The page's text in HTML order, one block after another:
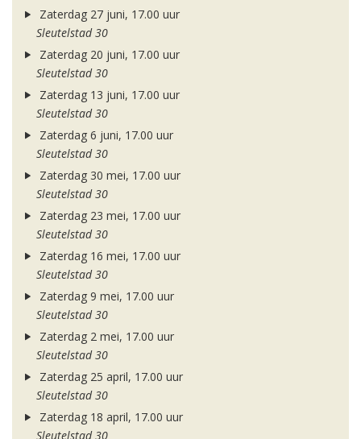
Zaterdag 27 juni, 17.00 uur
Sleutelstad 30
Zaterdag 20 juni, 17.00 uur
Sleutelstad 30
Zaterdag 13 juni, 17.00 uur
Sleutelstad 30
Zaterdag 6 juni, 17.00 uur
Sleutelstad 30
Zaterdag 30 mei, 17.00 uur
Sleutelstad 30
Zaterdag 23 mei, 17.00 uur
Sleutelstad 30
Zaterdag 16 mei, 17.00 uur
Sleutelstad 30
Zaterdag 9 mei, 17.00 uur
Sleutelstad 30
Zaterdag 2 mei, 17.00 uur
Sleutelstad 30
Zaterdag 25 april, 17.00 uur
Sleutelstad 30
Zaterdag 18 april, 17.00 uur
Sleutelstad 30